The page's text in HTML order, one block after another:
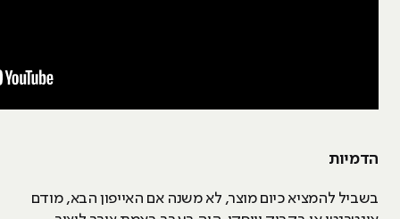
הדמיות
בשביל להמציא כיום מוצר, לא משנה אם האייפון הבא, מודם